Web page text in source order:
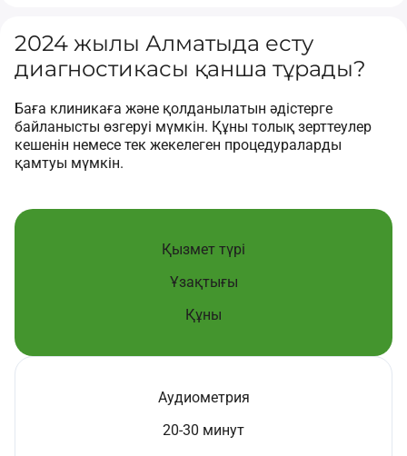
2024 жылы Алматыда есту
диагностикасы қанша тұрады?
Баға клиникаға және қолданылатын әдістерге
байланысты өзгеруі мүмкін. Құны толық зерттеулер
кешенін немесе тек жекелеген процедураларды
қамтуы мүмкін.
Қызмет түрі
Ұзақтығы
Құны
Аудиометрия
20-30 минут